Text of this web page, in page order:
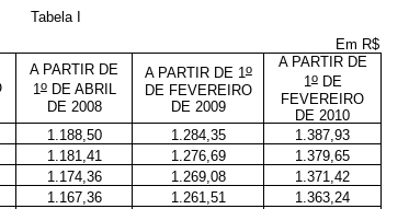
Tabela I
Em R$
A PARTIR DE
1oDE ABRIL
DE 2008
A PARTIR DE 1o
DE FEVEREIRO
DE 2009
A PARTIR DE
1oDE
FEVEREIRO
DE 2010
1.188,50 1.284,35
1.387,93
1.181,41 1.276,69
1.379,65
1.174,36 1.269,08
1.371,42
1.167,36 1.261,51 1.363,24